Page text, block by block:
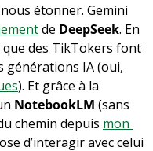
étonner. Gemini
de DeepSeek. En
des TikTokers font
générations IA (oui,
). Et grâce à la
NotebookLM (sans
chemin depuis mon